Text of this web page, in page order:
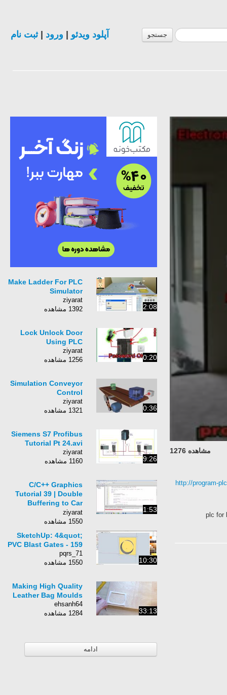
جستجو آپلود ویدئو ورود |ثبت نام
مشاهده 1276
http://program-
plc for
2:08
Make Ladder For PLC
Simulator
ziyarat
1392 مشاهده
0:20
Lock Unlock Door
Using PLC
ziyarat
1256 مشاهده
0:36
Simulation Conveyor
Control
ziyarat
1321 مشاهده
9:26
Siemens S7 Profibus
Tutorial Pt 24.avi
ziyarat
1160 مشاهده
1:53
C/C++ Graphics
Tutorial 39 | Double
Buffering to Car
Program
ziyarat
1550 مشاهده
10:30
SketchUp: 4&quot;
PVC Blast Gates - 159
pqrs_71
1550 مشاهده
33:13
Making High Quality
Leather Bag Moulds
ehsanh64
1284 مشاهده
ادامه